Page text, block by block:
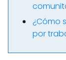
¿Cómo
por